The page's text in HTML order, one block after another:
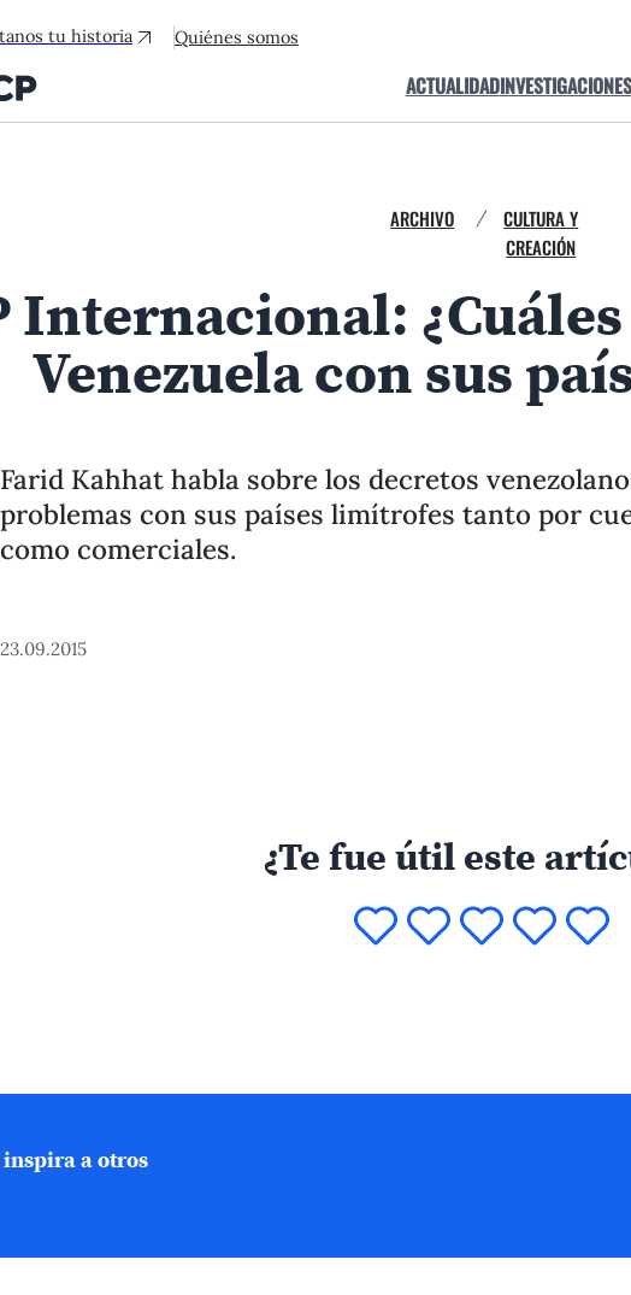
tu historia Quiénes somos
ACTUALIDADINVESTIGACIONES
ARCHIVO /
CULTURA Y
CREACIÓN
Internacional:
Venezuela con sus
Farid Kahhat habla sobre los decretos
problemas con sus países limítrofes tanto por
como comerciales.
23.09.2015
¿Te fue útil este
inspira a otros